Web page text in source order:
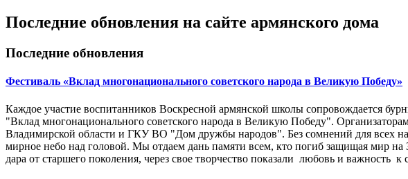
Последние обновления на сайте армянского дома
Последние обновления
Фестиваль «Вклад многонационального советского народа в Великую Победу»
Каждое участие воспитанников Воскресной армянской школы сопровождается
"Вклад многонационального советского народа в Великую Победу".
Владимирской области и ГКУ ВО "Дом дружбы народов". Без сомнений для всех
мирное небо над головой. Мы отдаем дань памяти всем, кто погиб защищая мир
дара от старшего поколения, через свое творчество показали любовь и